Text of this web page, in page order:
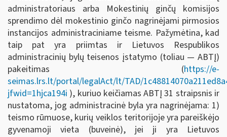
administratoriaus arba Mokestinių ginčų komisijos
sprendimo dėl mokestinio ginčo nagrinėjami pirmosios
instancijos administraciniame teisme. Pažymėtina, kad
taip pat yra priimtas ir Lietuvos Respublikos
administracinių bylų teisenos įstatymo (toliau — ABTĮ)
pakeitimas (https://e-
seimas.lrs.lt/portal/legalAct/lt/TAD/
jfwid=1hjca194i ), kuriuo keičiamas ABTĮ 31 straipsnis ir
nustatoma, jog administracinė byla yra nagrinėjama: 1)
teismo rūmuose, kurių veiklos teritorijoje yra pareiškėjo
gyvenamoji vieta (buveinė), jei ji yra Lietuvos